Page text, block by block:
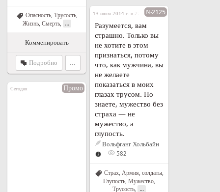
Опасность, Трусость,
Жизнь, Смерть, ...
Комменировать
Подробно ...
13 июня 2014 г. в 22:04№2125
Разумеется, вам
страшно. Только вы
не хотите в этом
признаться, потому
что, как мужчина, вы
не желаете
показаться в моих
глазах трусом. Но
знаете, мужество без
страха — не
мужество, а
глупость.
Вольфганг Хольбайн
582
Страх, Армия, солдаты,
Глупость Мужество
Трусость
...
Сегодня Промо